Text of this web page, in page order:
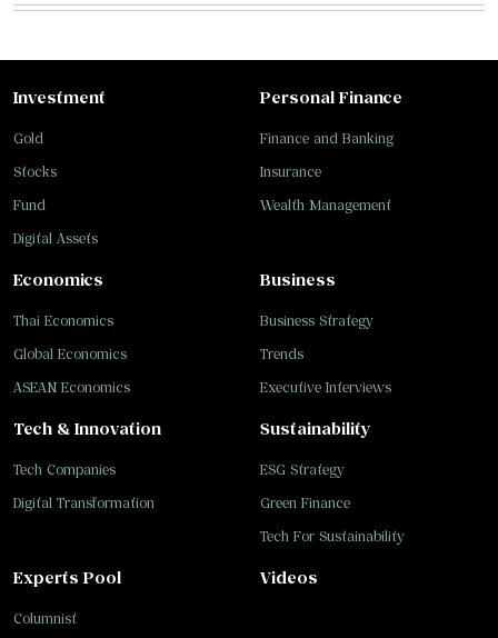
Investment
Gold
Stocks
Fund
Digital Assets
Personal Finance
Finance and Banking
Insurance
Wealth Management
Business
Business Strategy
Trends
Executive Interviews
Tech & Innovation
Tech Companies
Digital Transformation
Sustainability
ESG Strategy
Green Finance
Tech For Sustainability
Economics
Thai Economics
Global Economics
ASEAN Economics
Experts Pool
Columnist
Videos